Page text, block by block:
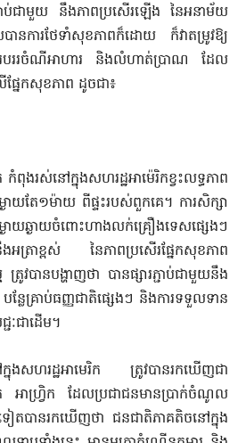
ជាប់ជាមួយ នឹងភាពប្រសើរឡើង នៃ​អនាម័យ​
នការថែទាំសុខភាពក៏ដោយ ក៏វាតម្រូវឱ្យ​
មុខរបររចំណីអាហារ និងលំហាត់ប្រាណ ដែល
ផ្នែកសុខភាព ដូចជា៖
រស់នៅក្នុងសហរដ្ឋអាម៉េរិក​ខ្វះ​លទ្ធភាព
ងាយតែ១ម៉ាយ ពីផ្ទះ​របស់​ពួក​គេ។ ការសិក្សា
ងាយឆ្ងាយចំពោះ​ហាងលក់​គ្រឿងទេសផ្សេងៗ
នឹងអត្រាខ្ពស់ នៃភាព​ប្រសើរផ្នែកសុខភាព
ត្រូវបានបង្ហាញថា បាន​ផ្សារភ្ជាប់ជាមួយនឹង
ន្លែគ្រាប់ធញ្ញ​ជាតិ​ផ្សេងៗ និងការទទួ​លទាន
ៈជាដើម។
ក្នុងសហរដ្ឋអាមេរិក ត្រូវបានរកឃើញជា​
ក អាហ្រ្វិក ដែលប្រជាជនមានប្រាក់ចំណូល​
តបានរកឃើញថា ជនជាតិភាគតិចនៅ​ក្នុង​